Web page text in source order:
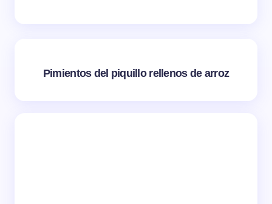
Pimientos del piquillo rellenos de arroz